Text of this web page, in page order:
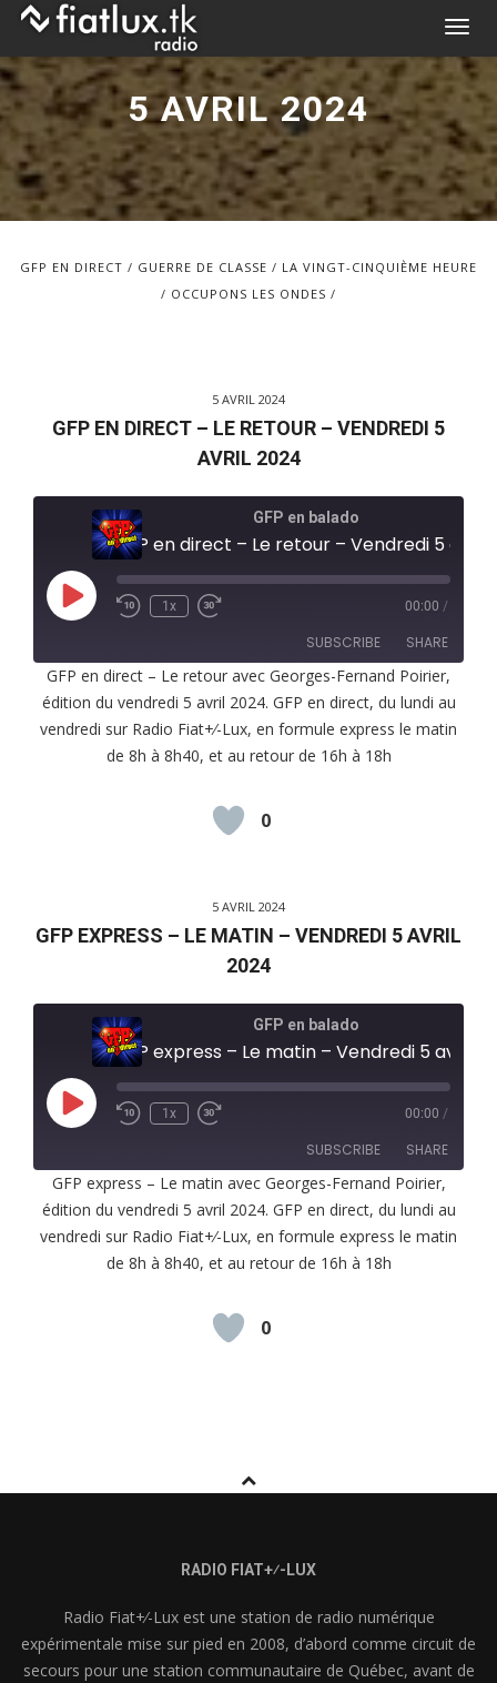
Skip
content
T
o
l
e
n
a
i
5 AVRIL 2024
GFP EN DIRECT GUERRE DE CLASSE
LA VINGT-CINQUIÈME HEURE
OCCUPONS LES ONDES
5 AVRIL 2024
GFP EN DIRECT – LE RETOUR – VENDREDI 5
AVRIL 2024
GFP en balado
Play
Episode
1x 00:00 /
SUBSCRIBE SHARE
RSS FEED
SHARE
GFP en direct – Le retour avec Georges-Fernand Poirier,
édition du vendredi 5 avril 2024. GFP en direct, du lundi au
vendredi sur Radio Fiat+⁄-Lux, en formule express le matin
de 8h à 8h40, et au retour de 16h à 18h
0
5 AVRIL 2024
GFP EXPRESS – LE MATIN – VENDREDI 5 AVRIL
2024
GFP en balado
Play
Episode
1x 00:00 /
SUBSCRIBE SHARE
RSS FEED
SHARE
GFP express – Le matin avec Georges-Fernand Poirier,
édition du vendredi 5 avril 2024. GFP en direct, du lundi au
vendredi sur Radio Fiat+⁄-Lux, en formule express le matin
de 8h à 8h40, et au retour de 16h à 18h
0
RADIO FIAT+⁄-LUX
Radio Fiat+⁄-Lux est une station de radio numérique
expérimentale mise sur pied en 2008, d’abord comme circuit de
secours pour une station communautaire de Québec, avant de